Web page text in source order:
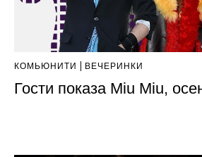
КОМЬЮНИТИ ВЕЧЕРИНКИ
Гости показа Miu Miu,